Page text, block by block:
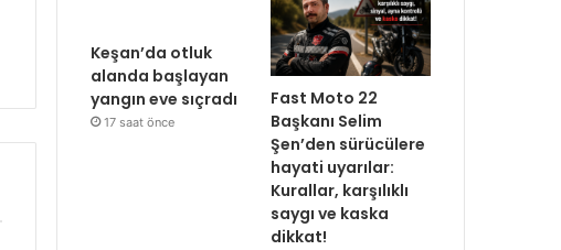
Keşan’da otluk
alanda başlayan
yangın eve sıçradı
17 saat önce
Fast Moto 22
Başkanı Selim
Şen’den sürücülere
hayati uyarılar:
Kurallar, karşılıklı
saygı ve kaska
dikkat!